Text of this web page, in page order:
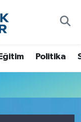
Eğitim Politika